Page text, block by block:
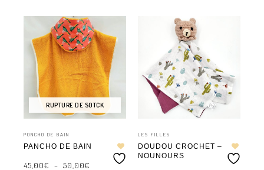
RUPTURE DE SOTCK
PONCHO DE BAIN
PANCHO DE BAIN
45,00€ – 50,00€
LES FILLES
DOUDOU CROCHET –
NOUNOURS